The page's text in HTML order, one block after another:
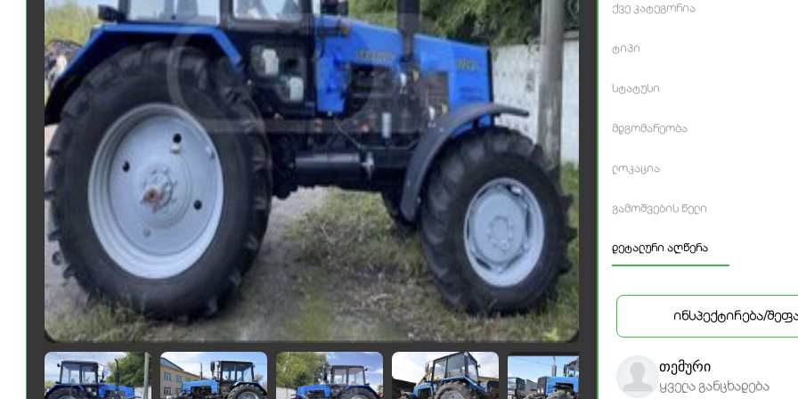
ქვე კატეგორია
ტიპი
სტატუსი
მდგომარეობა
ლოკაცია
გამოშვების წელი
დეტალური აღწერა
ინსპექტირება/
თემური
ყველა განცხადება